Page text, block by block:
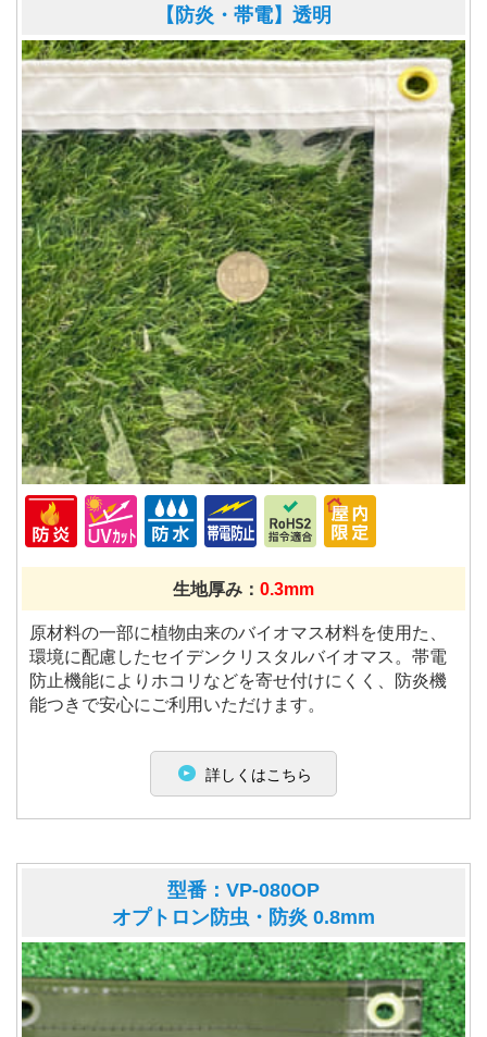
【防炎・帯電】透明
生地厚み： 0.3mm
原材料の一部に植物由来のバイオマス材料を使用た、
環境に配慮したセイデンクリスタルバイオマス。帯電
防止機能によりホコリなどを寄せ付けにくく、防炎機
能つきで安心にご利用いただけます。
詳しくはこちら
型番：VP-080OP
オプトロン防虫・防炎 0.8mm